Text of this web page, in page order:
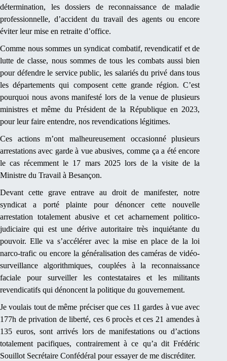
détermination, les dossiers de reconnaissance de maladie
professionnelle, d’accident du travail des agents ou encore
éviter leur mise en retraite d’office.
Comme nous sommes un syndicat combatif, revendicatif et de
lutte de classe, nous sommes de tous les combats aussi bien
pour défendre le service public, les salariés du privé dans tous
les départements qui composent cette grande région. C’est
pourquoi nous avons manifesté lors de la venue de plusieurs
ministres et même du Président de la République en 2023,
pour leur faire entendre, nos revendications légitimes.
Ces actions m’ont malheureusement occasionné plusieurs
arrestations avec garde à vue abusives, comme ça a été encore
le cas récemment le 17 mars 2025 lors de la visite de la
Ministre du Travail à Besançon.
Devant cette grave entrave au droit de manifester, notre
syndicat a porté plainte pour dénoncer cette nouvelle
arrestation totalement abusive et cet acharnement politico-
judiciaire qui est une dérive autoritaire très inquiétante du
pouvoir. Elle va s’accélérer avec la mise en place de la loi
narco-trafic ou encore la généralisation des caméras de vidéo-
surveillance algorithmiques, couplées à la reconnaissance
faciale pour surveiller les contestataires et les militants
revendicatifs qui dénoncent la politique du gouvernement.
Je voulais tout de même préciser que ces 11 gardes à vue avec
177h de privation de liberté, ces 6 procès et ces 21 amendes à
135 euros, sont arrivés lors de manifestations ou d’actions
totalement pacifiques, contrairement à ce qu’a dit Frédéric
Souillot Secrétaire Confédéral pour essayer de me discréditer.